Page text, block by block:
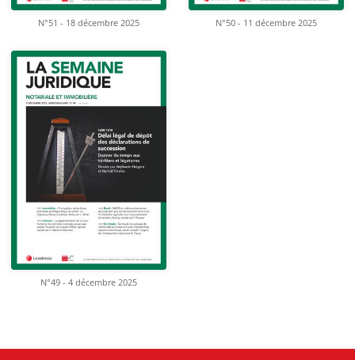
N°51 - 18 décembre 2025 N°50 - 11 décembre 2025
N°49 - 4 décembre 2025